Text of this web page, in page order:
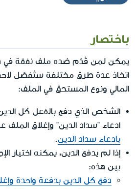
باختصار
يمكن لمن قُدّم ضده ملف نفقة في
اتخاذ عدة طرق مختلفة ستُفصّل
المالي ونوع المستحق في الملف:
الشخص الذي دفع بالفعل كل
ادعاء "سداد الدين" وإغلاق
بادعاء سداد الدين.
إذا لم يدفع الدين، يمكنه اختيار
بين هذه:
دفع كل الدين بدفعة واحدة